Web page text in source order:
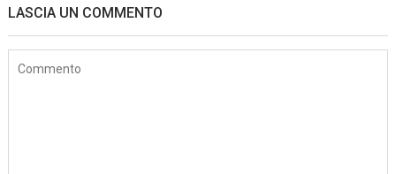
LASCIA UN COMMENTO